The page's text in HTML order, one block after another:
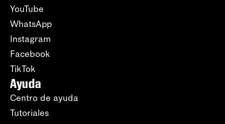
YouTube
WhatsApp
Instagram
Facebook
TikTok
Ayuda
Centro de ayuda
Tutoriales